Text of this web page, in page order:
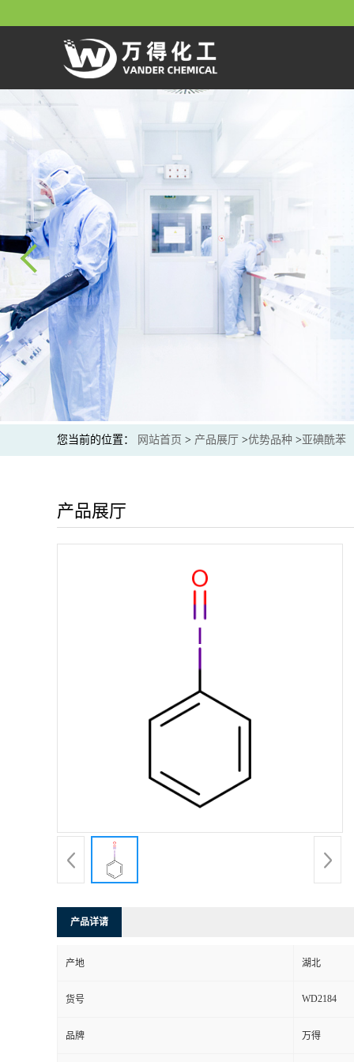
您当前的位置： 网站首页 > 产品展厅 >优势品种 >亚碘酰苯
产品展厅
产品详请
产地 湖北
货号 WD2184
品牌 万得